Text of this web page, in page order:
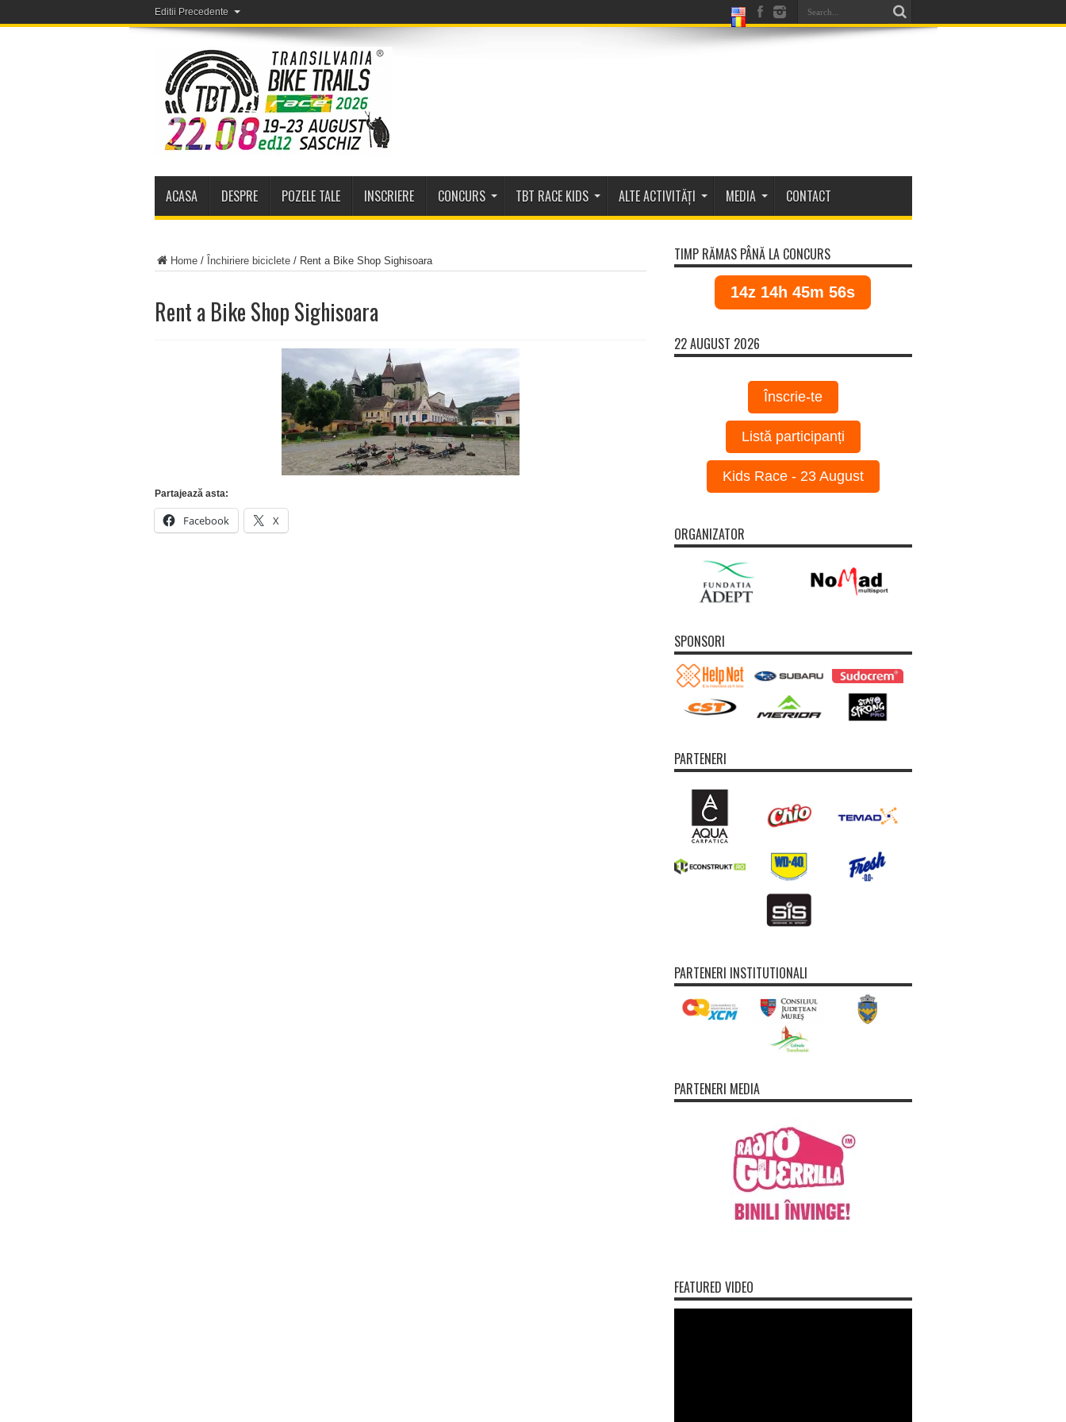
Editii Precedente
ACASA DESPRE POZELE TALE INSCRIERE CONCURS TBT RACE KIDS ALTE ACTIVITĂȚI MEDIA CONTACT
Home/ Închiriere biciclete/ Rent a Bike Shop Sighisoara
Rent a Bike Shop Sighisoara
Partajează asta:
Facebook X
TIMP RĂMAS PÂNĂ LA CONCURS
14z 14h 45m 56s
22 AUGUST 2026
Înscrie-te
Listă participanți
Kids Race - 23 August
ORGANIZATOR
SPONSORI
PARTENERI
PARTENERI INSTITUTIONALI
PARTENERI MEDIA
FEATURED VIDEO